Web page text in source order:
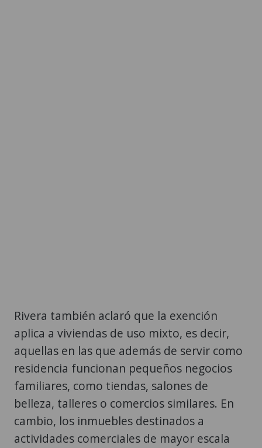
Rivera también aclaró que la exención
aplica a viviendas de uso mixto, es decir,
aquellas en las que además de servir como
residencia funcionan pequeños negocios
familiares, como tiendas, salones de
belleza, talleres o comercios similares. En
cambio, los inmuebles destinados a
actividades comerciales de mayor escala